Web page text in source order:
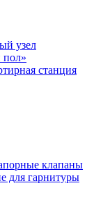
узел
пол»
станция
клапаны
для гарнитуры